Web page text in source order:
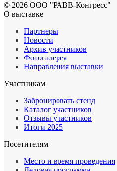
© 2026 ООО "РАВВ-Конгресс"
О выставке
Партнеры
Новости
Архив участников
Фотогалерея
Направления выставки
Участникам
Забронировать стенд
Каталог участников
Отзывы участников
Итоги 2025
Посетителям
Место и время проведения